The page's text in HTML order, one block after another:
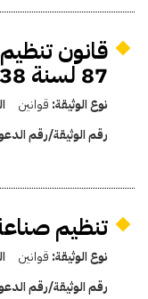
قانون
87 لسنة 1938
نوع الوثيقة: قوانين
رقم الوثيقة/رقم
تنظيم
نوع الوثيقة: قوانين
رقم الوثيقة/رقم